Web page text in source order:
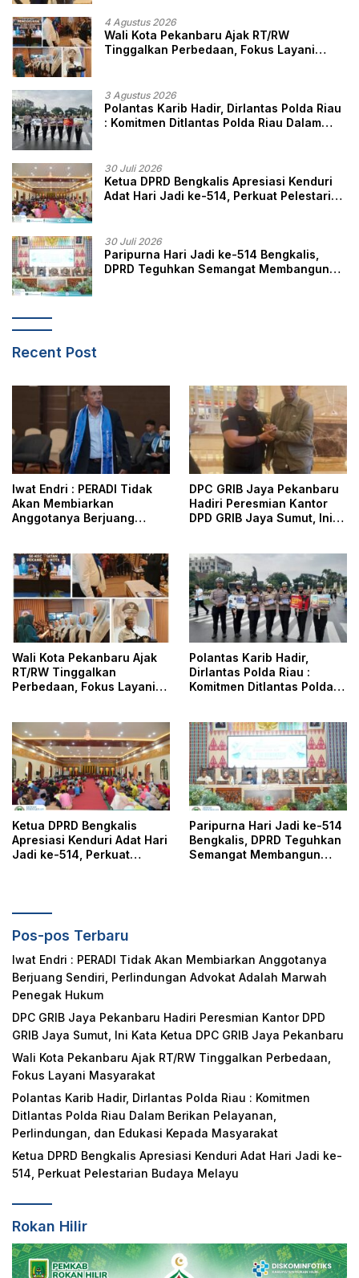
4 Agustus 2026
Wali Kota Pekanbaru Ajak RT/RW
Tinggalkan Perbedaan, Fokus Layani
3 Agustus 2026
Polantas Karib Hadir, Dirlantas Polda Riau
: Komitmen Ditlantas Polda Riau Dalam
30 Juli 2026
Ketua DPRD Bengkalis Apresiasi Kenduri
Adat Hari Jadi ke-514, Perkuat Pelestarian
30 Juli 2026
Paripurna Hari Jadi ke-514 Bengkalis,
DPRD Teguhkan Semangat Membangun
Recent Post
Iwat Endri : PERADI Tidak
Akan Membiarkan
Anggotanya Berjuang
Penegak Hukum
DPC GRIB Jaya Pekanbaru
Hadiri Peresmian Kantor
DPD GRIB Jaya Sumut, Ini
Wali Kota Pekanbaru Ajak
RT/RW Tinggalkan
Perbedaan, Fokus Layani
Polantas Karib Hadir,
Dirlantas Polda Riau :
Komitmen Ditlantas Polda
dan Edukasi Kepada
Masyarakat
Ketua DPRD Bengkalis
Apresiasi Kenduri Adat Hari
Jadi ke-514, Perkuat
Paripurna Hari Jadi ke-514
Bengkalis, DPRD Teguhkan
Semangat Membangun
Pos-pos Terbaru
Iwat Endri : PERADI Tidak Akan Membiarkan Anggotanya
Berjuang Sendiri, Perlindungan Advokat Adalah Marwah
Penegak Hukum
DPC GRIB Jaya Pekanbaru Hadiri Peresmian Kantor DPD
GRIB Jaya Sumut, Ini Kata Ketua DPC GRIB Jaya Pekanbaru
Wali Kota Pekanbaru Ajak RT/RW Tinggalkan Perbedaan,
Fokus Layani Masyarakat
Polantas Karib Hadir, Dirlantas Polda Riau : Komitmen
Ditlantas Polda Riau Dalam Berikan Pelayanan,
Perlindungan, dan Edukasi Kepada Masyarakat
Ketua DPRD Bengkalis Apresiasi Kenduri Adat Hari Jadi ke-
514, Perkuat Pelestarian Budaya Melayu
Rokan Hilir